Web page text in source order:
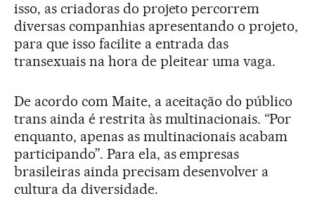
isso, as criadoras do projeto percorrem
diversas companhias apresentando o projeto,
para que isso facilite a entrada das
transexuais na hora de pleitear uma vaga.
De acordo com Maite, a aceitação do público
trans ainda é restrita às multinacionais. “Por
enquanto, apenas as multinacionais acabam
participando”. Para ela, as empresas
brasileiras ainda precisam desenvolver a
cultura da diversidade.